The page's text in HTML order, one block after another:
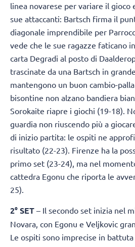
linea novarese per variare il
sue attaccanti: Bartsch firma il
diagonale imprendibile per
vede che le sue ragazze faticano
carta Degradi al posto di
trascinate da una Bartsch in
mantengono un buon cambio-
bisontine non alzano bandiera
Sorokaite riapre i giochi (19-18).
guardia non riuscendo più a
di inizio partita: le ospiti ne
risultato (22-23). Firenze ha la
primo set (23-24), ma nel
cattedra Egonu che riporta le
25).
2° SET – Il secondo set inizia nel
Novara, con Egonu e Veljkovic
Le ospiti sono imprecise in